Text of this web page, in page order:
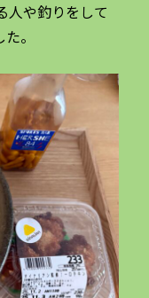
人や釣りをして
。